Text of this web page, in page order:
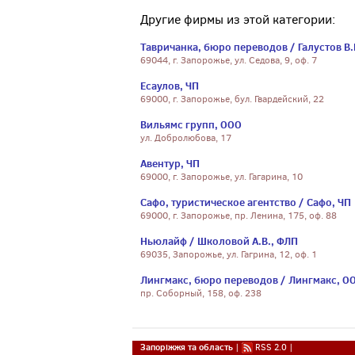
Другие фирмы из этой категории:
Тавричанка, бюро переводов / Галустов
69044, г. Запорожье, ул. Седова, 9, оф. 7
Есаулов, ЧП
69000, г. Запорожье, бул. Гвардейский, 22
Вильямс групп, ООО
ул. Добролюбова, 17
Авентур, ЧП
69000, г. Запорожье, ул. Гагарина, 10
Сафо, туристическое агентство / Сафо, ЧП
69000, г. Запорожье, пр. Ленина, 175, оф. 88
Ньюлайф / Школовой А.В., ФЛП
69035, Запорожье, ул. Гагрина, 12, оф. 1
Лингмакс, бюро переводов / Лингмакс,
пр. Соборный, 158, оф. 238
Запоріжжя та область | RSS 2.0 |